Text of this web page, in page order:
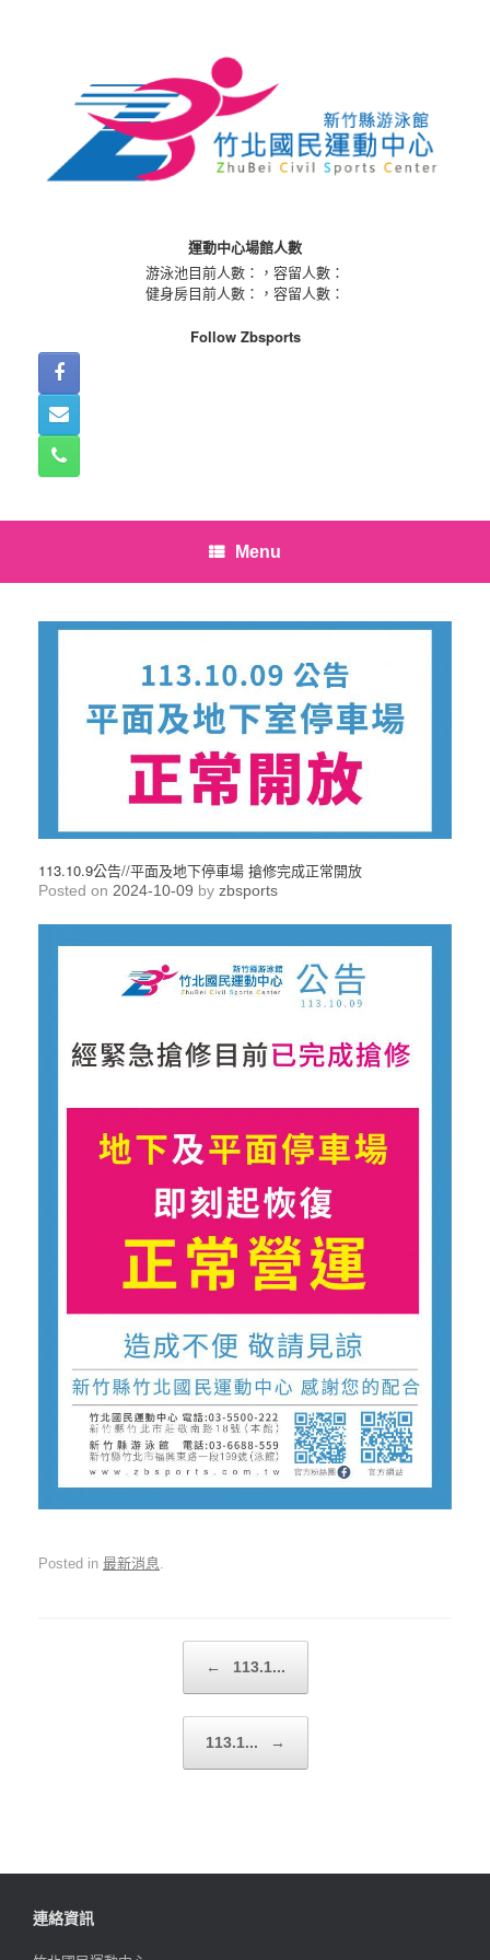
運動中心場館人數
游泳池目前人數：
，容留人數：
健身房目前人數：
，容留人數：
Follow Zbsports
Menu
113.10.9公告//平面及地下停車場 搶修完成正常開放
Posted on 2024-10-09 by zbsports
Posted in 最新消息.
← 113.1...
113.1... →
連絡資訊